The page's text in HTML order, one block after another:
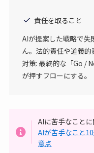
責任を取ること
AIが提案した戦略で失
ん。法的責任や道義的
対策: 最終的な「Go /
が押すフローにする。
AIに苦手なこと
AIが苦手なこと
意点